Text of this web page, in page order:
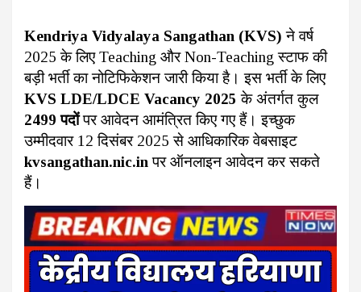
Kendriya Vidyalaya Sangathan (KVS) ने वर्ष
2025 के लिए Teaching और Non-Teaching स्टाफ की
बड़ी भर्ती का नोटिफिकेशन जारी किया है। इस भर्ती के लिए
KVS LDE/LDCE Vacancy 2025 के अंतर्गत कुल
2499 पदोंपर आवेदन आमंत्रित किए गए हैं। इच्छुक
उम्मीदवार 12 दिसंबर 2025 से आधिकारिक वेबसाइट
kvsangathan.nic.in पर ऑनलाइन आवेदन कर सकते
हैं।